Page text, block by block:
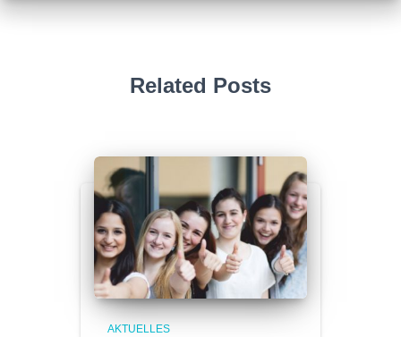
Related Posts
AKTUELLES